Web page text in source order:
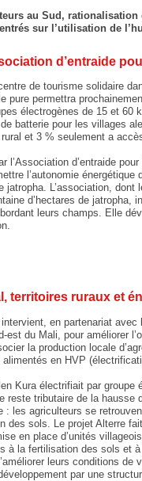
au Sud,
sur l’utilisation de
d’entraide
de tourisme solidaire
pure permettra
électrogènes de 15 et 60
batterie pour les villages
et 3 % seulement a
l’Association d’entraide
l’autonomie
jatropha. L’association,
d’hectares de
leurs champs. Elle
territoires ruraux et
en partenariat
est du Mali, pour améliorer
la production locale
en HVP
Kura électrifiait par groupe
reste tributaire de la
: les agriculteurs se
des sols. Le projet Alterre
en place d’unités
à la fertilisation des sols et
leurs conditions
par une